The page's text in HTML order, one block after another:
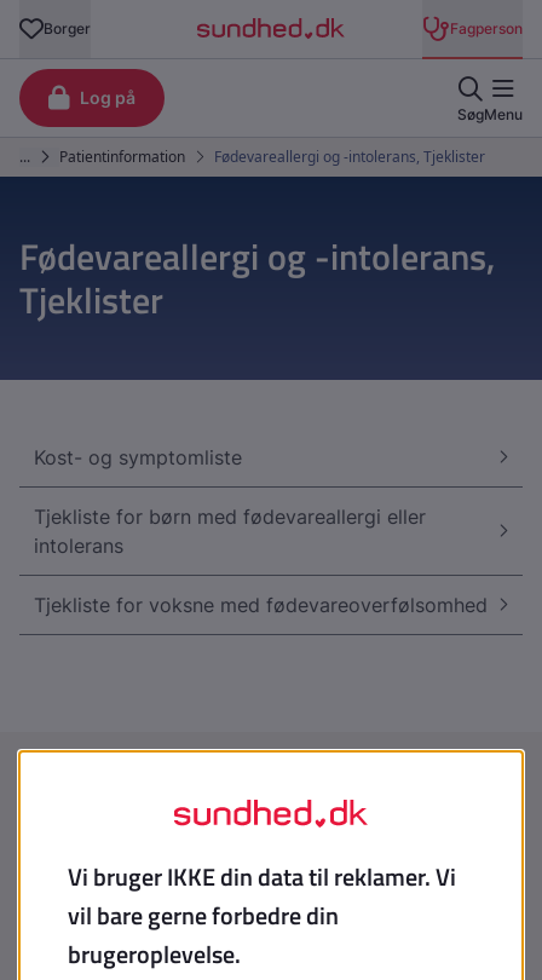
Fødevareallergi og -intolerans,
Tjeklister
Kost- og symptomliste
Tjekliste for børn med fødevareallergi eller
intolerans
Tjekliste for voksne med fødevareoverfølsomhed